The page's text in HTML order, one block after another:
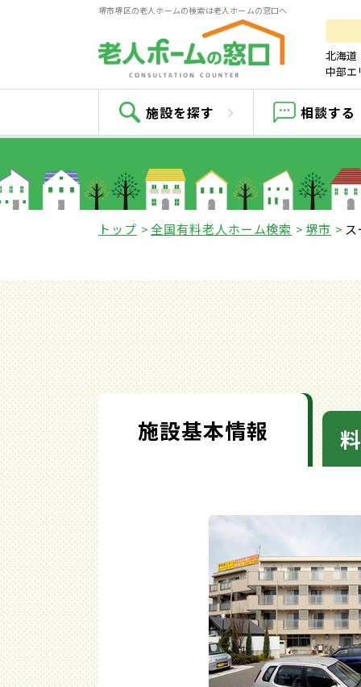
堺市堺区の老人ホームの検索は老人ホームの窓口へ
北海道
中部エ
施設を探す 相談する
ス
トップ 全国有料老人ホーム検索 堺市
施設基本情報